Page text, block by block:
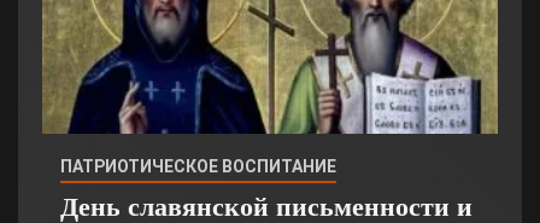
ПАТРИОТИЧЕСКОЕ ВОСПИТАНИЕ
День славянской письменности и